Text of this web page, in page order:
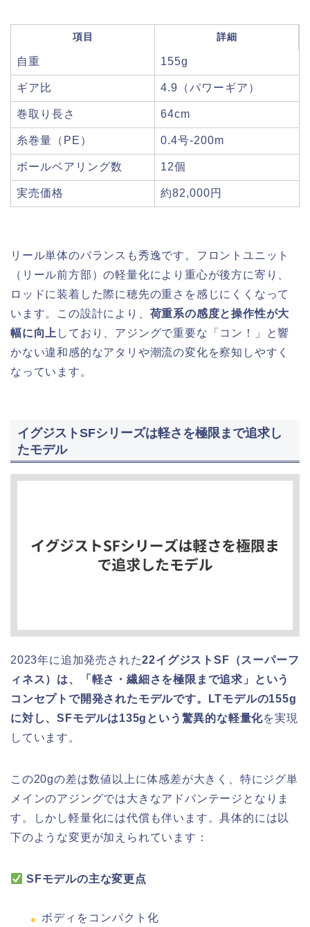
項目 詳細
自重 155g
ギア比 4.9（パワーギア）
巻取り長さ 64cm
糸巻量（PE） 0.4号-200m
ボールベアリング数 12個
実売価格 約82,000円
リール単体のバランスも秀逸です。フロントユニット
（リール前方部）の軽量化により重心が後方に寄り、
ロッドに装着した際に穂先の重さを感じにくくなって
います。この設計により、 荷重系の感度と操作性が大
幅に向上 しており、アジングで重要な「コン！」と響
かない違和感的なアタリや潮流の変化を察知しやすく
なっています。
イグジストSFシリーズは軽さを極限まで追求し
たモデル
2023年に追加発売された22イグジストSF（スーパーフ
ィネス）は、「軽さ・繊細さを極限まで追求」という
コンセプトで開発されたモデルです。LTモデルの155g
に対し、SFモデルは135gという驚異的な軽量化を実現
しています。
この20gの差は数値以上に体感差が大きく、特にジグ単
メインのアジングでは大きなアドバンテージとなりま
す。しかし軽量化には代償も伴います。具体的には以
下のような変更が加えられています：
SFモデルの主な変更点
ボディをコンパクト化